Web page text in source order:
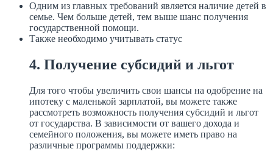
Одним из главных требований является наличие детей в
семье. Чем больше детей, тем выше шанс получения
государственной помощи.
Также необходимо учитывать статус
4. Получение субсидий и льгот
Для того чтобы увеличить свои шансы на одобрение на
ипотеку с маленькой зарплатой, вы можете также
рассмотреть возможность получения субсидий и льгот
от государства. В зависимости от вашего дохода и
семейного положения, вы можете иметь право на
различные программы поддержки: